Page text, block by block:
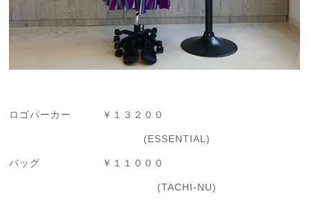
ロゴパーカー ￥１３２００
(ESSENTIAL)
バッグ ￥１１０００
(TACHI-NU)